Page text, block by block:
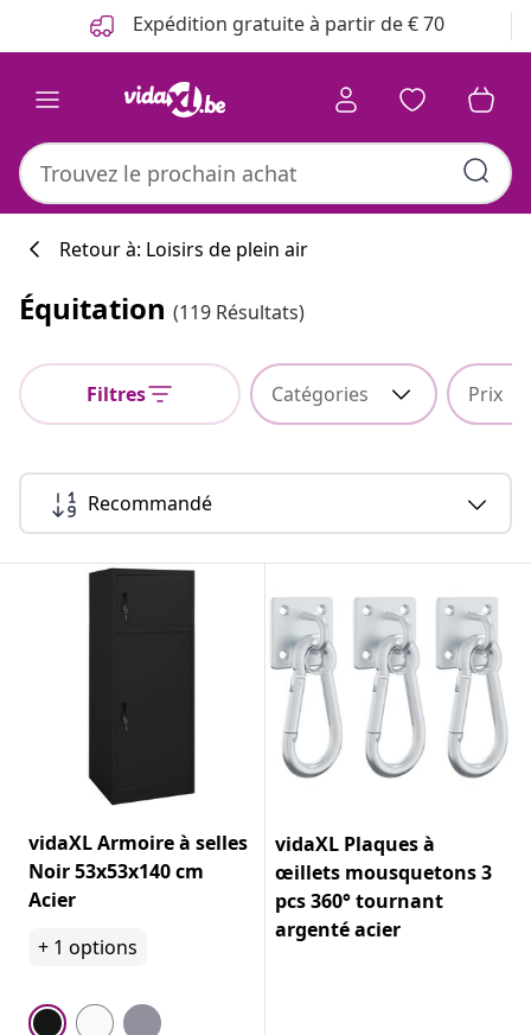
Expédition gratuite à partir de € 70
Retour à: Loisirs de plein air
Équitation (119 Résultats)
Filtres Catégories Prix
Recommandé
vidaXL Armoire à selles
Noir 53x53x140 cm
Acier
+ 1 options
vidaXL Plaques à
œillets mousquetons 3
pcs 360° tournant
argenté acier